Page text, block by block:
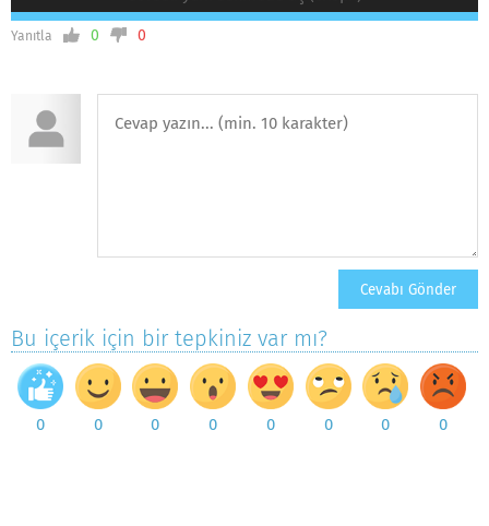
Yanıtla 0 0
Bu içerik için bir tepkiniz var mı?
0 0 0 0 0 0 0 0